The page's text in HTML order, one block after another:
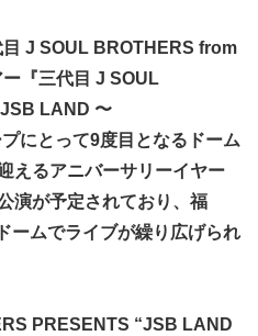
J SOUL BROTHERS from
『三代目 J SOUL
LAND 〜
にとって9度目となるドーム
えるアニバーサリーイヤー
演が予定されており、福
ームでライブが繰り広げられ
PRESENTS “JSB LAND